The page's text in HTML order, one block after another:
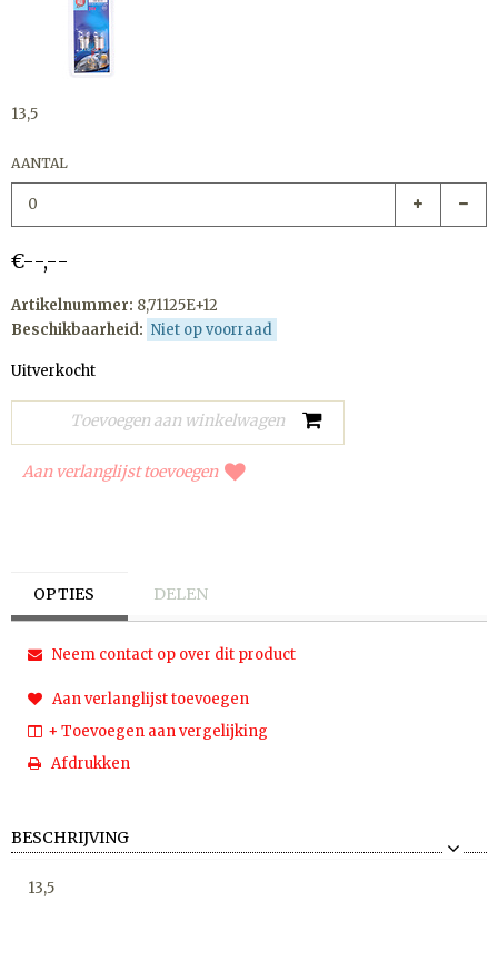
13,5
AANTAL
€--,--
Artikelnummer: 8,71125E+12
Beschikbaarheid: Niet op voorraad
Uitverkocht
Aan verlanglijst toevoegen
OPTIES DELEN
Neem contact op over dit product
Aan verlanglijst toevoegen
+ Toevoegen aan vergelijking
Afdrukken
BESCHRIJVING
13,5